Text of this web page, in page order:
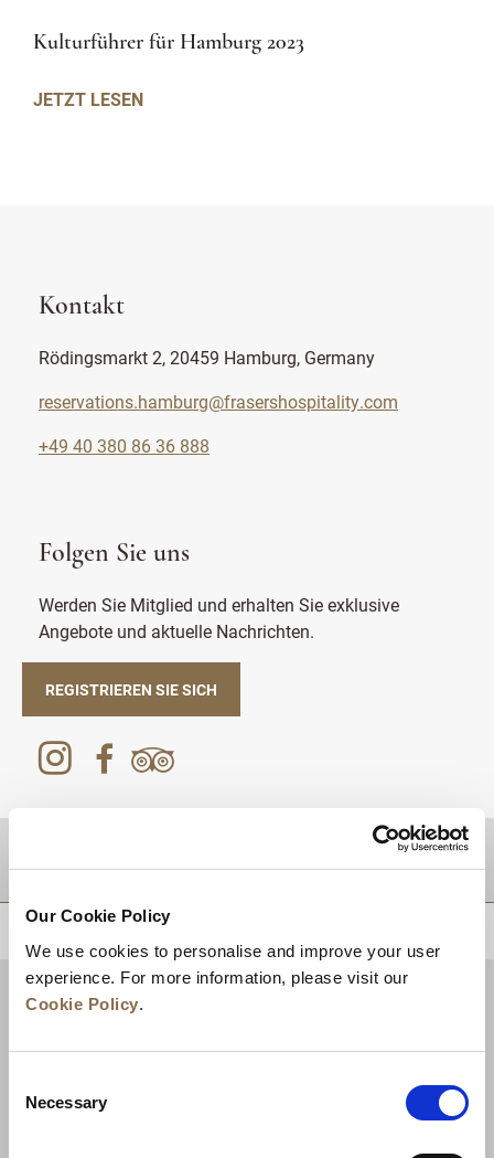
Our Cookie Policy
We use cookies to personalise and improve your user
experience. For more information, please visit our
Cookie Policy.
Selection
Necessary
Kulturführer für Hamburg 2023
JETZT LESEN
Kontakt
Rödingsmarkt 2, 20459 Hamburg, Germany
reservations.hamburg@frasershospitality.com
+49 40 380 86 36 888
Folgen Sie uns
Werden Sie Mitglied und erhalten Sie exklusive
Angebote und aktuelle Nachrichten.
REGISTRIEREN SIE SICH